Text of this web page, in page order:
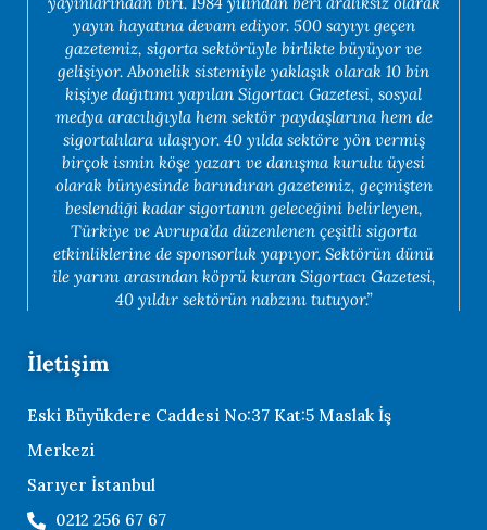
yayın hayatına devam ediyor. 500 sayıyı geçen
gazetemiz, sigorta sektörüyle birlikte büyüyor ve
gelişiyor. Abonelik sistemiyle yaklaşık olarak 10 bin
kişiye dağıtımı yapılan Sigortacı Gazetesi, sosyal
medya aracılığıyla hem sektör paydaşlarına hem de
sigortalılara ulaşıyor. 40 yılda sektöre yön vermiş
birçok ismin köşe yazarı ve danışma kurulu üyesi
olarak bünyesinde barındıran gazetemiz, geçmişten
beslendiği kadar sigortanın geleceğini belirleyen,
Türkiye ve Avrupa’da düzenlenen çeşitli sigorta
etkinliklerine de sponsorluk yapıyor. Sektörün dünü
ile yarını arasından köprü kuran Sigortacı Gazetesi,
40 yıldır sektörün nabzını tutuyor.”
İletişim
Eski Büyükdere Caddesi No:37 Kat:5 Maslak İş
Merkezi
Sarıyer İstanbul
0212 256 67 67